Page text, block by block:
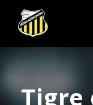
Tigre